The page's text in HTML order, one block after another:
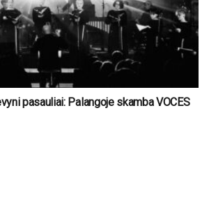
pasauliai: Palangoje skamba VOCES